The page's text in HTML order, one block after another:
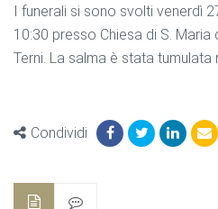
I funerali si sono svolti venerdì
10:30 presso Chiesa di S.
Terni. La salma è stata tumulata
Condividi